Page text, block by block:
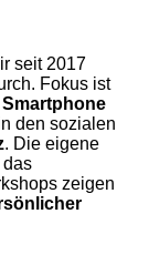
seit 2017
Fokus ist
Smartphone
den sozialen
. Die eigene
das
zeigen